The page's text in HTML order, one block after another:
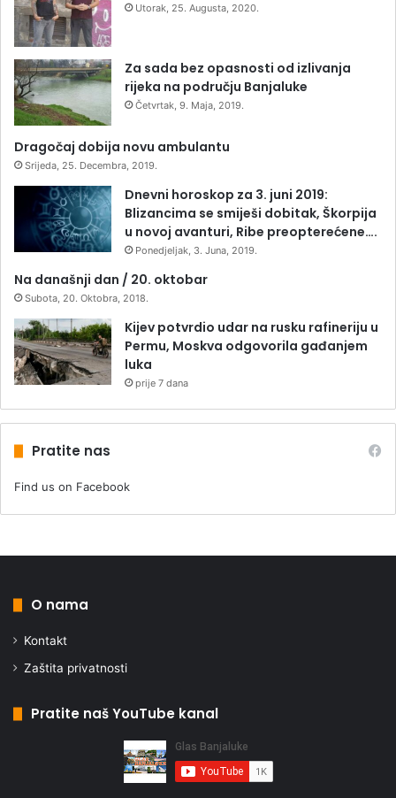
Utorak, 25. Augusta, 2020.
Za sada bez opasnosti od izlivanja
rijeka na području Banjaluke
Četvrtak, 9. Maja, 2019.
Dragočaj dobija novu ambulantu
Srijeda, 25. Decembra, 2019.
Dnevni horoskop za 3. juni 2019:
Blizancima se smiješi dobitak, Škorpija
u novoj avanturi, Ribe preopterećene….
Ponedjeljak, 3. Juna, 2019.
Na današnji dan / 20. oktobar
Subota, 20. Oktobra, 2018.
Kijev potvrdio udar na rusku rafineriju u
Permu, Moskva odgovorila gađanjem
luka
prije 7 dana
Pratite nas
Find us on Facebook
O nama
Kontakt
Zaštita privatnosti
Pratite naš YouTube kanal